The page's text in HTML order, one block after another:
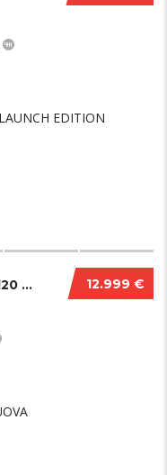
12.999 €
OPEL GRANDLAND X 1.6 DIESEL 120 CV LAUNCH ED...